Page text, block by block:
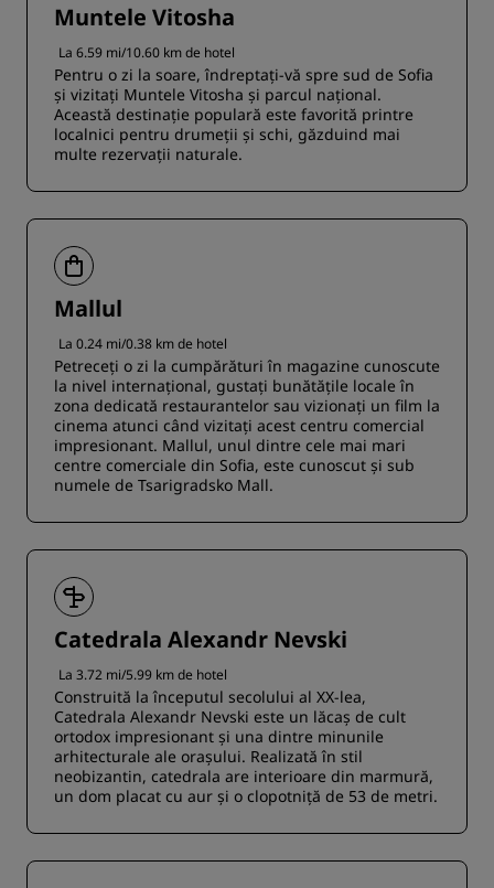
Muntele Vitosha
La 6.59 mi/10.60 km de hotel
Pentru o zi la soare, îndreptați-vă spre sud de Sofia
și vizitați Muntele Vitosha și parcul național.
Această destinație populară este favorită printre
localnici pentru drumeții și schi, găzduind mai
multe rezervații naturale.
Mallul
La 0.24 mi/0.38 km de hotel
Petreceți o zi la cumpărături în magazine cunoscute
la nivel internațional, gustați bunătățile locale în
zona dedicată restaurantelor sau vizionați un film la
cinema atunci când vizitați acest centru comercial
impresionant. Mallul, unul dintre cele mai mari
centre comerciale din Sofia, este cunoscut și sub
numele de Tsarigradsko Mall.
Catedrala Alexandr Nevski
La 3.72 mi/5.99 km de hotel
Construită la începutul secolului al XX-lea,
Catedrala Alexandr Nevski este un lăcaș de cult
ortodox impresionant și una dintre minunile
arhitecturale ale orașului. Realizată în stil
neobizantin, catedrala are interioare din marmură,
un dom placat cu aur și o clopotniță de 53 de metri.